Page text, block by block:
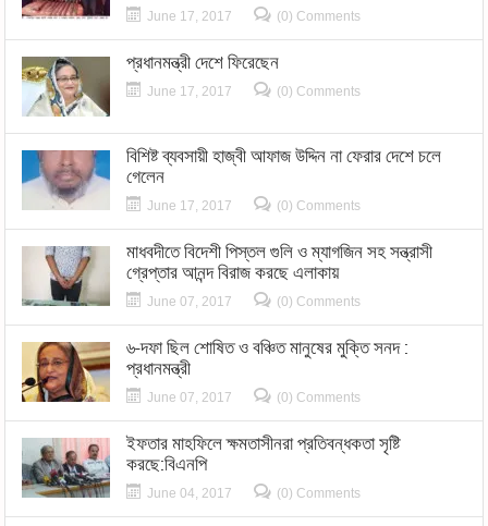
June 17, 2017 (0) Comments
প্রধানমন্ত্রী দেশে ফিরেছেন
June 17, 2017 (0) Comments
বিশিষ্ট ব্যবসায়ী হাজ্বী আফাজ উদ্দিন না ফেরার দেশে চলে
গেলেন
June 17, 2017 (0) Comments
মাধবদীতে বিদেশী পিস্তল গুলি ও ম্যাগজিন সহ সন্ত্রাসী
গ্রেপ্তার আনন্দ বিরাজ করছে এলাকায়
June 07, 2017 (0) Comments
৬-দফা ছিল শোষিত ও বঞ্চিত মানুষের মুক্তি সনদ :
প্রধানমন্ত্রী
June 07, 2017 (0) Comments
ইফতার মাহফিলে ক্ষমতাসীনরা প্রতিবন্ধকতা সৃষ্টি
করছে:বিএনপি
June 04, 2017 (0) Comments